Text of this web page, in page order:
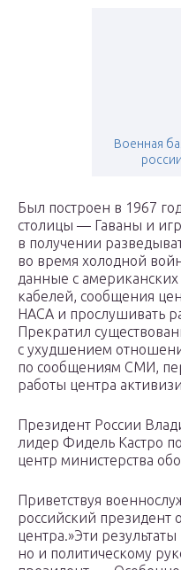
Военная
Был построен в 1967
столицы — Гаваны и
в получении
во время холодной
данные с
кабелей, сообщения
НАСА и прослушивать
Прекратил
с ухудшением
по сообщениям СМИ,
работы центра
Президент России
лидер Фидель Кастро
центр министерства
Приветствуя
российский президент
центра.»Эти
но и политическому